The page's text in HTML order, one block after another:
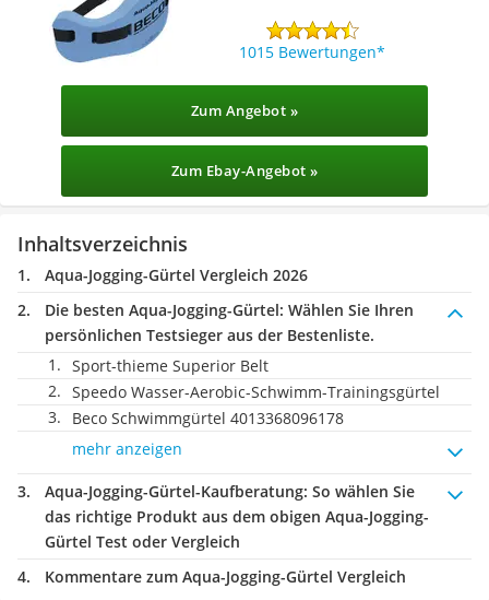
1015 Bewertungen
Zum Angebot »
Zum Ebay-Angebot »
Inhaltsverzeichnis
Aqua-Jogging-Gürtel Vergleich 2026
Die besten Aqua-Jogging-Gürtel: Wählen Sie Ihren
persönlichen Testsieger aus der Bestenliste.
Sport-thieme Superior Belt
Speedo Wasser-Aerobic-Schwimm-Trainingsgürtel
Beco Schwimmgürtel 4013368096178
mehr anzeigen
Aqua-Jogging-Gürtel-Kaufberatung: So wählen Sie
das richtige Produkt aus dem obigen Aqua-Jogging-
Gürtel Test oder Vergleich
Kommentare zum Aqua-Jogging-Gürtel Vergleich